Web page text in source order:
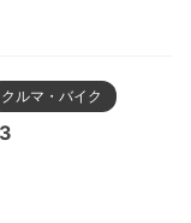
クルマ・バイク